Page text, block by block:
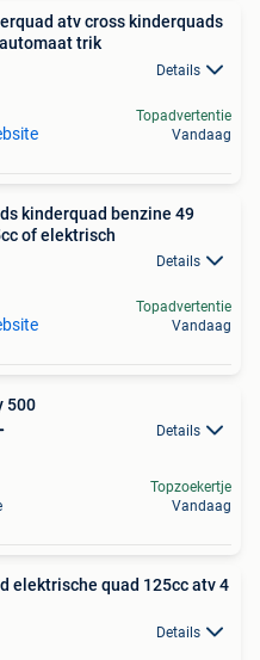
atv cross kinderquads
trik
Details
Topadvertentie
Vandaag
kinderquad benzine 49
of elektrisch
Details
Topadvertentie
Vandaag
500
Details
Topzoekertje
Vandaag
elektrische quad 125cc atv 4
Details